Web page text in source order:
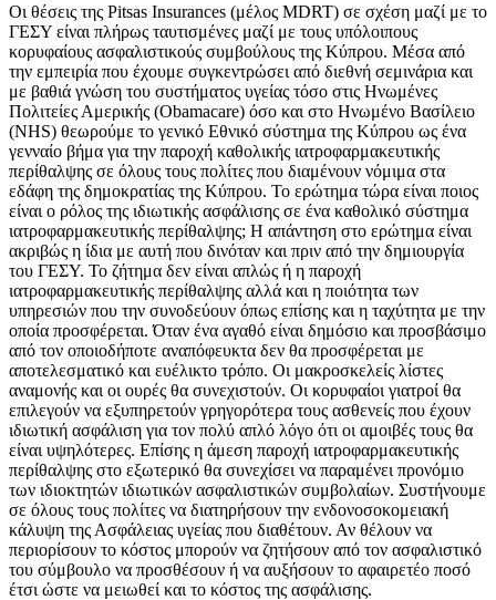
Οι θέσεις της Pitsas Insurances (μέλος MDRT) σε σχέση μαζί με το
ΓΕΣΥ είναι πλήρως ταυτισμένες μαζί με τους υπόλοιπους
κορυφαίους ασφαλιστικούς συμβούλους της Κύπρου. Μέσα από
την εμπειρία που έχουμε συγκεντρώσει από διεθνή σεμινάρια και
με βαθιά γνώση του συστήματος υγείας τόσο στις Ηνωμένες
Πολιτείες Αμερικής (Obamacare) όσο και στο Ηνωμένο Βασίλειο
(NHS) θεωρούμε το γενικό Εθνικό σύστημα της Κύπρου ως ένα
γενναίο βήμα για την παροχή καθολικής ιατροφαρμακευτικής
περίθαλψης σε όλους τους πολίτες που διαμένουν νόμιμα στα
εδάφη της δημοκρατίας της Κύπρου. Το ερώτημα τώρα είναι ποιος
είναι ο ρόλος της ιδιωτικής ασφάλισης σε ένα καθολικό σύστημα
ιατροφαρμακευτικής περίθαλψης; Η απάντηση στο ερώτημα είναι
ακριβώς η ίδια με αυτή που δινόταν και πριν από την δημιουργία
του ΓΕΣΥ. Το ζήτημα δεν είναι απλώς ή η παροχή
ιατροφαρμακευτικής περίθαλψης αλλά και η ποιότητα των
υπηρεσιών που την συνοδεύουν όπως επίσης και η ταχύτητα με την
οποία προσφέρεται. Όταν ένα αγαθό είναι δημόσιο και προσβάσιμο
από τον οποιοδήποτε αναπόφευκτα δεν θα προσφέρεται με
αποτελεσματικό και ευέλικτο τρόπο. Οι μακροσκελείς λίστες
αναμονής και οι ουρές θα συνεχιστούν. Οι κορυφαίοι γιατροί θα
επιλεγούν να εξυπηρετούν γρηγορότερα τους ασθενείς που έχουν
ιδιωτική ασφάλιση για τον πολύ απλό λόγο ότι οι αμοιβές τους θα
είναι υψηλότερες. Επίσης η άμεση παροχή ιατροφαρμακευτικής
περίθαλψης στο εξωτερικό θα συνεχίσει να παραμένει προνόμιο
των ιδιοκτητών ιδιωτικών ασφαλιστικών συμβολαίων. Συστήνουμε
σε όλους τους πολίτες να διατηρήσουν την ενδονοσοκομειακή
κάλυψη της Ασφάλειας υγείας που διαθέτουν. Αν θέλουν να
περιορίσουν το κόστος μπορούν να ζητήσουν από τον ασφαλιστικό
του σύμβουλο να προσθέσουν ή να αυξήσουν το αφαιρετέο ποσό
έτσι ώστε να μειωθεί και το κόστος της ασφάλισης.